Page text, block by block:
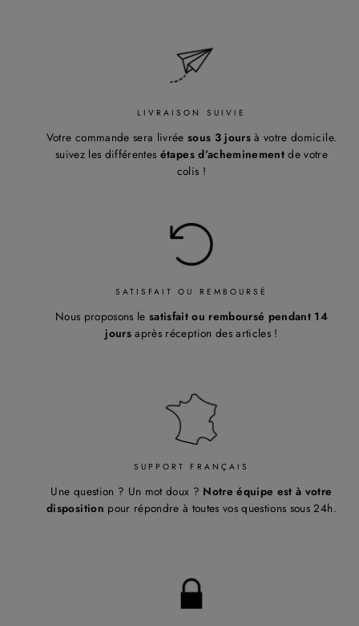
LIVRAISON SUIVIE
Votre commande sera livrée sous 3 joursà votre domicile.
suivez les différentes étapes d’acheminementde votre
colis !
SATISFAIT OU REMBOURSÉ
Nous proposons le satisfait ou remboursé pendant 14
joursaprès réception des articles !
SUPPORT FRANÇAIS
Une question ? Un mot doux ? Notre équipe est à votre
disposition pour répondre à toutes vos questions sous 24h.